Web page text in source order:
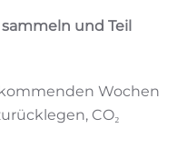
sammeln und Teil
Wochen
CO₂